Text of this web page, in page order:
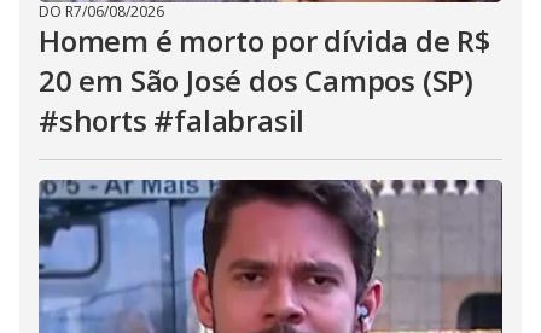
DO R7/06/08/2026
Homem é morto por dívida de R$
20 em São José dos Campos (SP)
#shorts #falabrasil